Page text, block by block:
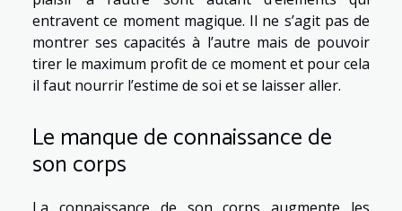
entravent ce moment magique. Il ne s’agit pas de
montrer ses capacités à l’autre mais de pouvoir
tirer le maximum profit de ce moment et pour cela
il faut nourrir l’estime de soi et se laisser aller.
Le manque de connaissance de
son corps
La connaissance de son corps augmente les